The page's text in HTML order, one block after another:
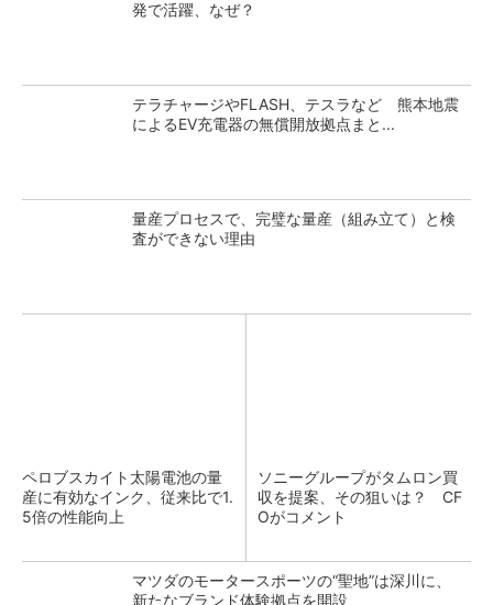
発で活躍、なぜ？
テラチャージやFLASH、テスラなど 熊本地震
によるEV充電器の無償開放拠点まと...
量産プロセスで、完璧な量産（組み立て）と検
査ができない理由
ペロブスカイト太陽電池の量
産に有効なインク、従来比で1.
5倍の性能向上
ソニーグループがタムロン買
収を提案、その狙いは？ CF
Oがコメント
マツダのモータースポーツの“聖地”は深川に、
新たなブランド体験拠点を開設